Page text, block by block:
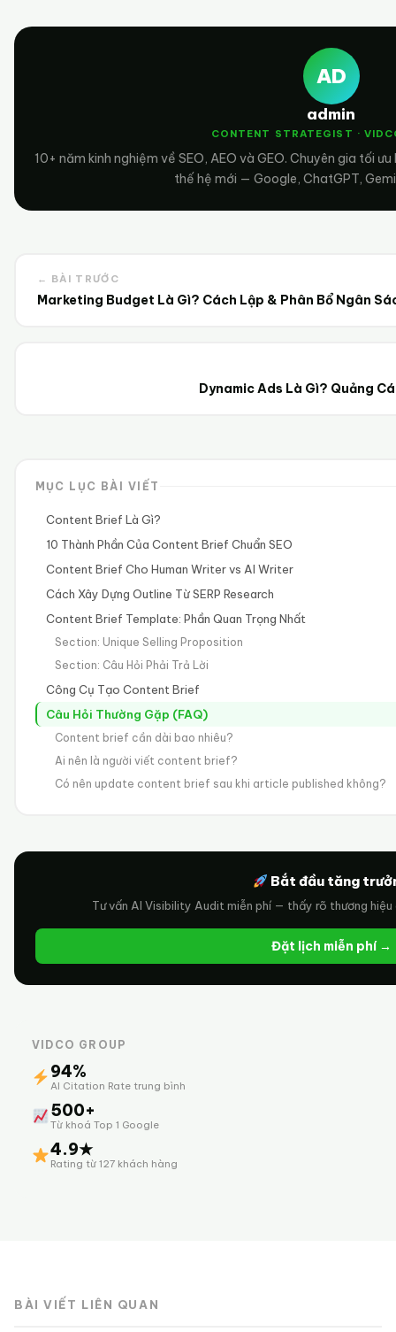
AD
admin
CONTENT STRATEGIST ·
10+ năm kinh nghiệm về SEO, AEO và GEO. Chuyên gia tối
thế hệ mới — Google, ChatGPT,
← BÀI TRƯỚC
Marketing Budget Là Gì? Cách Lập & Phân Bổ Ngân
Dynamic Ads Là Gì? Quảng
MỤC LỤC BÀI VIẾT
Content Brief Là Gì?
10 Thành Phần Của Content Brief Chuẩn SEO
Content Brief Cho Human Writer vs AI Writer
Cách Xây Dựng Outline Từ SERP Research
Content Brief Template: Phần Quan Trọng Nhất
Section: Unique Selling Proposition
Section: Câu Hỏi Phải Trả Lời
Công Cụ Tạo Content Brief
Câu Hỏi Thường Gặp (FAQ)
Content brief cần dài bao nhiêu?
Ai nên là người viết content brief?
Có nên update content brief sau khi article published không?
Bắt đầu tăng
Tư vấn AI Visibility Audit miễn phí — thấy rõ thương
Đặt lịch miễn phí →
VIDCO GROUP
94%
AI Citation Rate trung bình
500+
Từ khoá Top 1 Google
4.9★
Rating từ 127 khách hàng
BÀI VIẾT LIÊN QUAN